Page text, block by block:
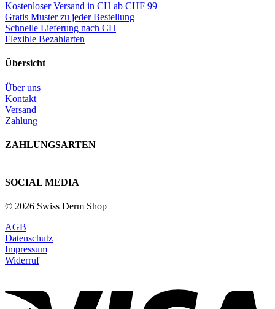
Kostenloser Versand in CH ab CHF 99
Gratis Muster zu jeder Bestellung
Schnelle Lieferung nach CH
Flexible Bezahlarten
Übersicht
Über uns
Kontakt
Versand
Zahlung
ZAHLUNGSARTEN
SOCIAL MEDIA
© 2026 Swiss Derm Shop
AGB
Datenschutz
Impressum
Widerruf